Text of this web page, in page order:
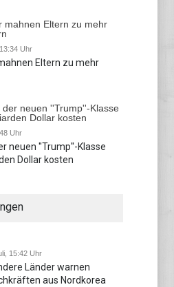
Uhr
Eltern zu mehr
Uhr
neuen ''Trump''-Klasse
Dollar kosten
15:42 Uhr
Länder warnen
aus Nordkorea